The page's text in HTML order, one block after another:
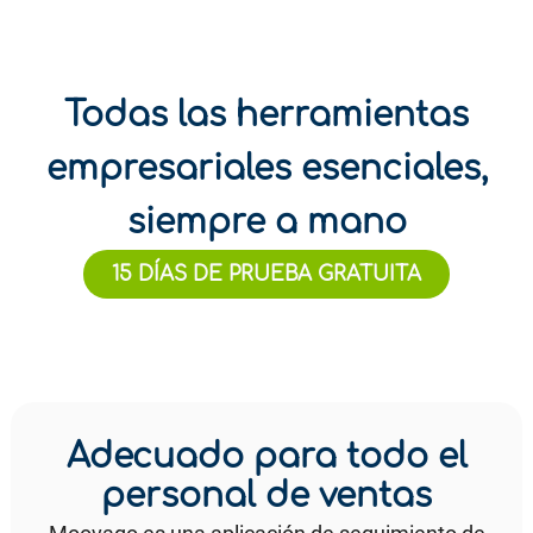
Todas las herramientas
empresariales esenciales,
siempre a mano
15 DÍAS DE PRUEBA GRATUITA
Adecuado para todo el
personal de ventas